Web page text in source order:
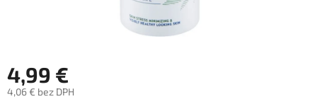
4,99 €
4,06 € bez DPH